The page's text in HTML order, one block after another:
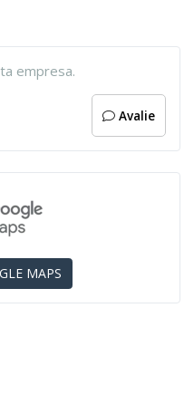
empresa.
Avalie
MAPS